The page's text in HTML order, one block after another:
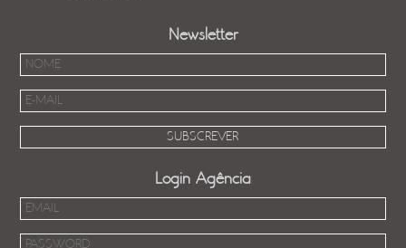
Newsletter
Login Agência